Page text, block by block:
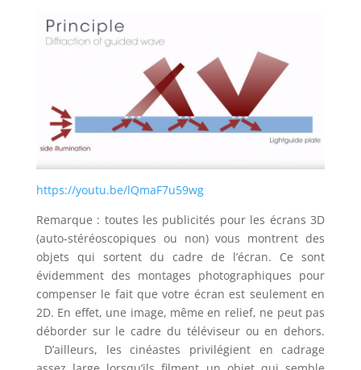
https://youtu.be/lQmaF7u59wg
Remarque : toutes les publicités pour les écrans 3D
(auto-stéréoscopiques ou non) vous montrent des
objets qui sortent du cadre de l’écran. Ce sont
évidemment des montages photographiques pour
compenser le fait que votre écran est seulement en
2D. En effet, une image, même en relief, ne peut pas
déborder sur le cadre du téléviseur ou en dehors.
D’ailleurs, les cinéastes privilégient en cadrage